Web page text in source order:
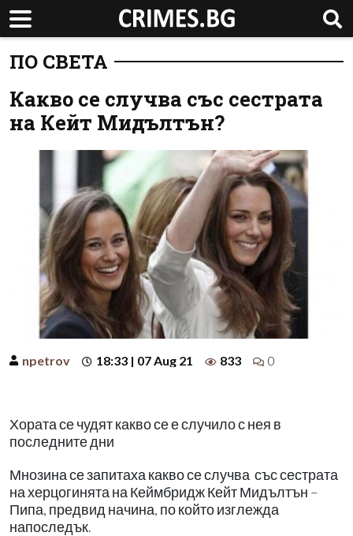
ПО СВЕТА
Какво се случва със сестрата
на Кейт Мидълтън?
npetrov 18:33 | 07 Aug 21 833 0
Хората се чудят какво се е случило с нея в
последните дни
Мнозина се запитаха какво се случва със сестрата
на херцогинята на Кеймбридж Кейт Мидълтън –
Пипа, предвид начина, по който изглежда
напоследък.